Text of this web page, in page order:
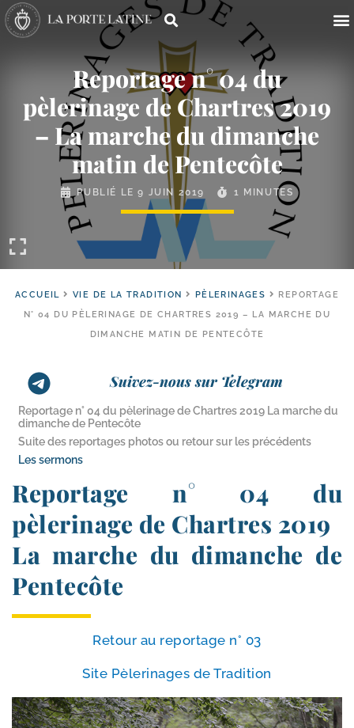
Reportage n° 04 du
pèlerinage de Chartres 2019
– La marche du dimanche
matin de Pentecôte
PUBLIÉ LE9 JUIN 2019 1 MINUTES
ACCUEIL VIE DE LA TRADITION PÈLERINAGES
REPORTAGE
N° 04 DU PÈLERINAGE DE CHARTRES 2019 – LA MARCHE DU
DIMANCHE MATIN DE PENTECÔTE
Suivez-nous sur Telegram
Reportage n° 04 du pèlerinage de Chartres 2019 La marche du
dimanche de Pentecôte
Suite des reportages photos ou retour sur les précédents
Les sermons
Reportage n° 04 du
pèlerinage de Chartres 2019
La marche du dimanche de
Pentecôte
Retour au repor­tage n° 03
Site Pèlerinages de Tradition